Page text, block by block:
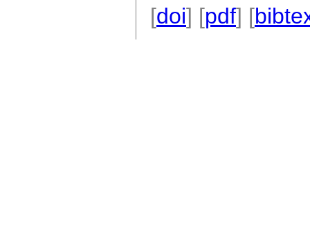
[doi] [pdf] [